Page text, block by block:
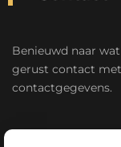
Benieuwd naar
gerust contact
contactgegevens.